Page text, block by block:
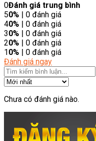
0Đánh giá trung bình
50% | 0 đánh giá
40% | 0 đánh giá
30% | 0 đánh giá
20% | 0 đánh giá
10% | 0 đánh giá
Đánh giá ngay
Chưa có đánh giá nào.